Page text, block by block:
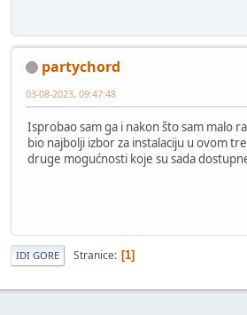
partychord
03-08-2023, 09:47:48
Isprobao sam ga i nakon što sam malo
bio najbolji izbor za instalaciju u ovom
druge mogućnosti koje su sada
IDI GORE Stranice 1